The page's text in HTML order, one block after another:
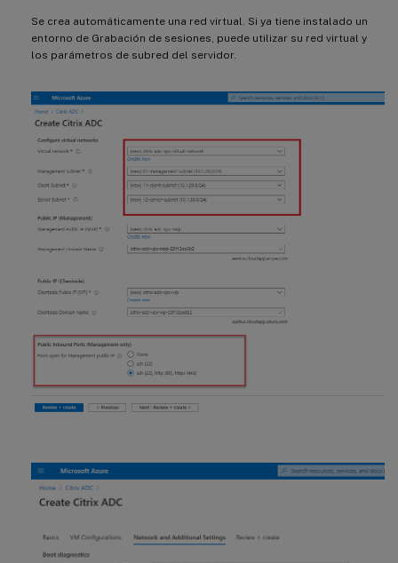
Se crea automáticamente una red virtual. Si ya tiene instalado un
entorno de Grabación de sesiones, puede utilizar su red virtual y
los parámetros de subred del servidor.